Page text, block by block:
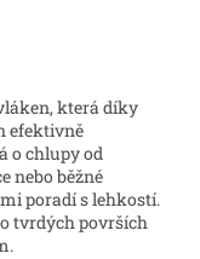
která díky
efektivně
o chlupy od
nebo běžné
poradí s lehkostí.
tvrdých površích